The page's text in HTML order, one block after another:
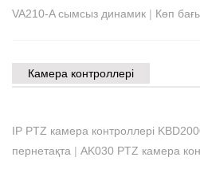
VA210-A сымсыз динамик | Көп
Камера контроллері
IP PTZ камера контроллері
пернетақта | AK030 PTZ камера